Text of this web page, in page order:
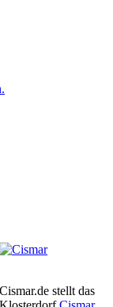
Cismar.de stellt das